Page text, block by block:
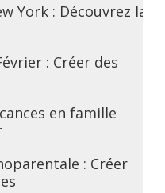
York : Découvrez la
: Créer des
en famille
: Créer